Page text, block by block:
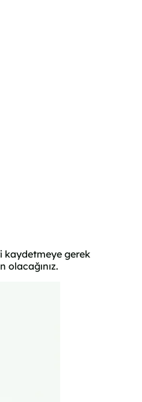
kaydetmeye gerek
olacağınız.